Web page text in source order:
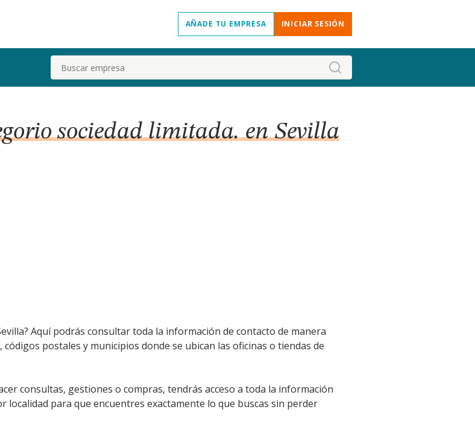
AÑADE TU EMPRESA INICIAR SESIÓN
Buscar
sociedad limitada. en Sevilla
Aquí podrás consultar toda la información de contacto de manera
postales y municipios donde se ubican las oficinas o tiendas de
consultas, gestiones o compras, tendrás acceso a toda la información
para que encuentres exactamente lo que buscas sin perder